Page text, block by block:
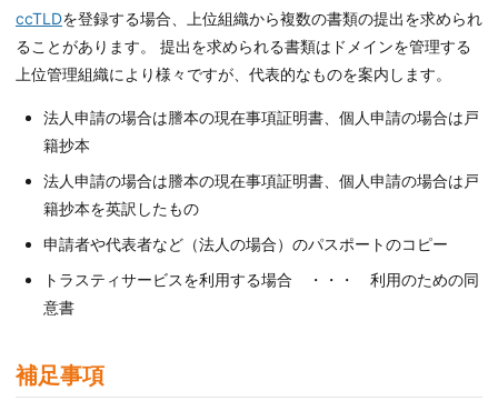
ccTLDを登録する場合、上位組織から複数の書類の提出を求められ
ることがあります。 提出を求められる書類はドメインを管理する
上位管理組織により様々ですが、代表的なものを案内します。
法人申請の場合は謄本の現在事項証明書、個人申請の場合は戸
籍抄本
法人申請の場合は謄本の現在事項証明書、個人申請の場合は戸
籍抄本を英訳したもの
申請者や代表者など（法人の場合）のパスポートのコピー
トラスティサービスを利用する場合 ・・・ 利用のための同
意書
補足事項